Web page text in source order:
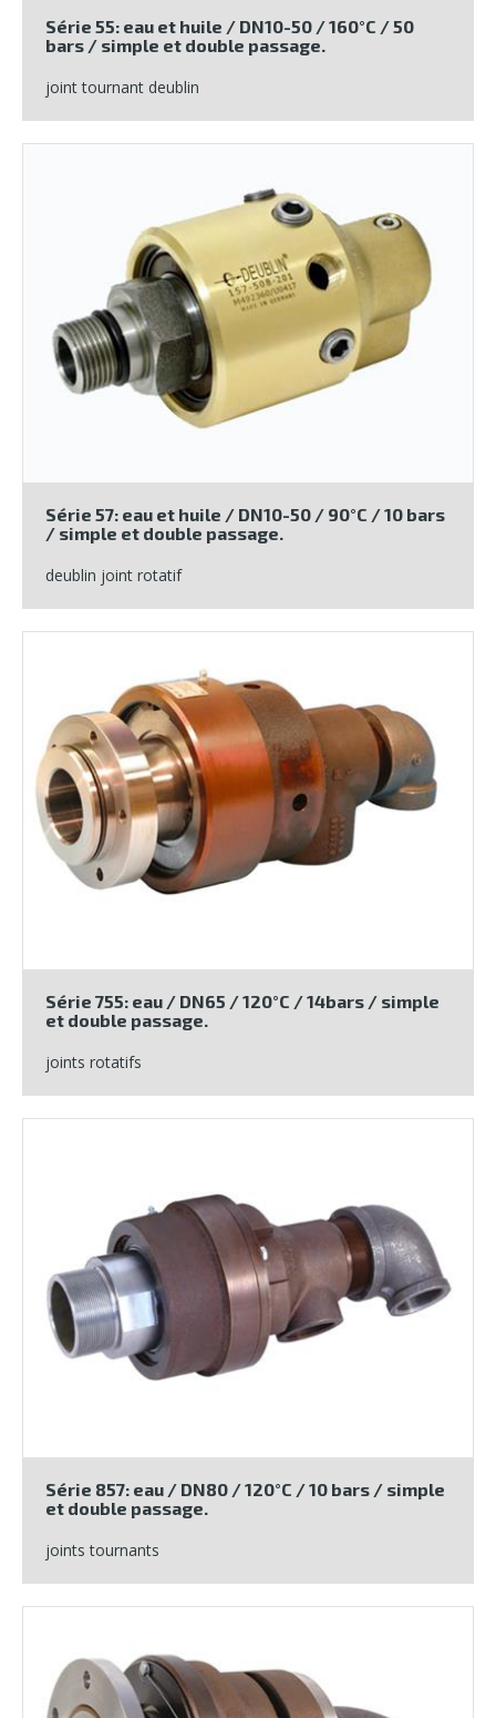
Série 55: eau et huile / DN10-50 / 160°C / 50
bars / simple et double passage.
joint tournant deublin
Série 57: eau et huile / DN10-50 / 90°C / 10 bars
/ simple et double passage.
deublin joint rotatif
Série 755: eau / DN65 / 120°C / 14bars / simple
et double passage.
joints rotatifs
Série 857: eau / DN80 / 120°C / 10 bars / simple
et double passage.
joints tournants